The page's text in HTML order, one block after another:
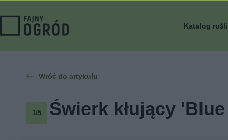
Katalog
Wróć do artykułu
1/5 Świerk kłujący